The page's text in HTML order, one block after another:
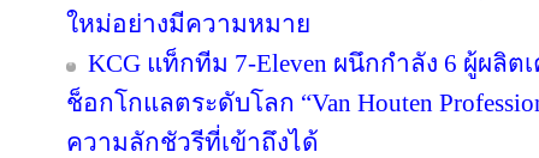
ใหม่อย่างมีความหมาย
KCG แท็กทีม 7-Eleven ผนึกกำลัง 6 ผู้ผลิ
ช็อกโกแลตระดับโลก “Van Houten
ความลักชัวรีที่เข้าถึงได้